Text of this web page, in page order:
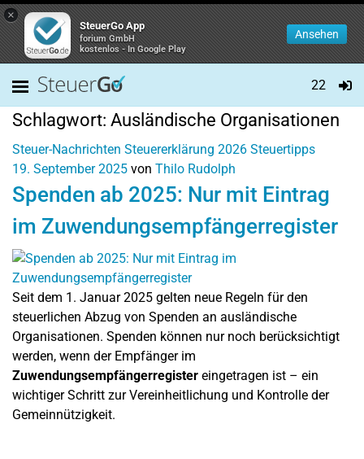
×
SteuerGo App
forium GmbH
kostenlos - In Google Play
Ansehen
22
Schlagwort: Ausländische Organisationen
Steuer-Nachrichten Steuererklärung 2026 Steuertipps
19. September 2025 von Thilo Rudolph
Spenden ab 2025: Nur mit Eintrag
im Zuwendungsempfängerregister
Seit dem 1. Januar 2025 gelten neue Regeln für den
steuerlichen Abzug von Spenden an ausländische
Organisationen. Spenden können nur noch berücksichtigt
werden, wenn der Empfänger im
Zuwendungsempfängerregister eingetragen ist – ein
wichtiger Schritt zur Vereinheitlichung und Kontrolle der
Gemeinnützigkeit.